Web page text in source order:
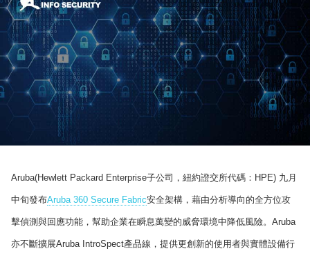
Aruba(Hewlett Packard Enterprise子公司，紐約證交所代碼：HPE) 九月
中旬發布Aruba 360 Secure Fabric安全架構，藉由分析導向的全方位攻
擊偵測與回應功能，幫助企業在瞬息萬變的威脅環境中降低風險。Aruba
亦不斷擴展Aruba IntroSpect產品線，提供更創新的使用者與實體設備行